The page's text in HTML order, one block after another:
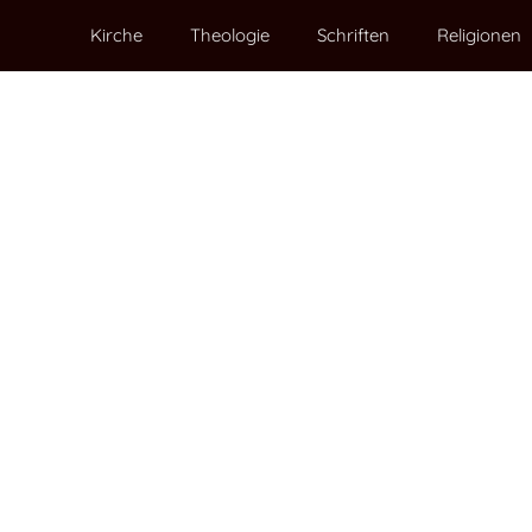
Kirche Theologie Schriften Religionen